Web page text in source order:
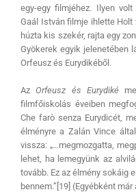
egy-egy filmjéhez. Ilyen
Gaál István filmje ihlette Holt
húzta kis szekér, rajta egy
Gyökerek egyik jelenetében
Orfeusz és Eurydikéből.
Az Orfeusz és Eurydiké
filmfőiskolás éveiben
Che farò senza Eurydicét,
élményre a Zalán Vince
vissza: „…megmozgatta,
lehet, ha lemegyünk az
tovább. Ez az élmény sokáig
bennem.”[19] (Egyébként